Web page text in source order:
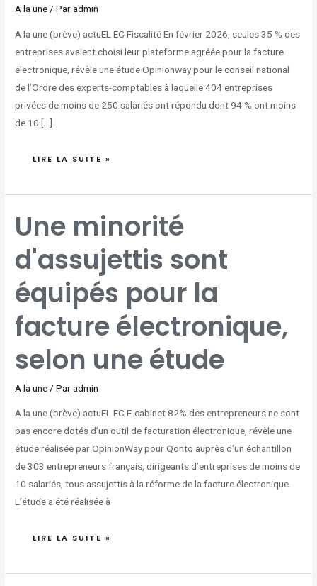
A la une/ Paradmin
A la une (brève) actuEL EC Fiscalité En février 2026, seules 35 % des
entreprises avaient choisi leur plateforme agréée pour la facture
électronique, révèle une étude Opinionway pour le conseil national
de l’Ordre des experts-comptables à laquelle 404 entreprises
privées de moins de 250 salariés ont répondu dont 94 % ont moins
de 10 […]
LIRE LA SUITE »
Une minorité
d'assujettis sont
équipés pour la
facture électronique,
selon une étude
A la une / Paradmin
A la une (brève) actuEL EC E-cabinet 82% des entrepreneurs ne sont
pas encore dotés d’un outil de facturation électronique, révèle une
étude réalisée par OpinionWay pour Qonto auprès d’un échantillon
de 303 entrepreneurs français, dirigeants d’entreprises de moins de
10 salariés, tous assujettis à la réforme de la facture électronique.
L’étude a été réalisée à
MINORITÉ
D'ASSUJETTIS
SONT
POUR
LA
FACTURE
ÉLECTRONIQUE,
ÉTUDE
LIRE LA SUITE »